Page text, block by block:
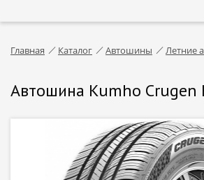
Главная Каталог Автошины Летние
Автошина Kumho Crugen